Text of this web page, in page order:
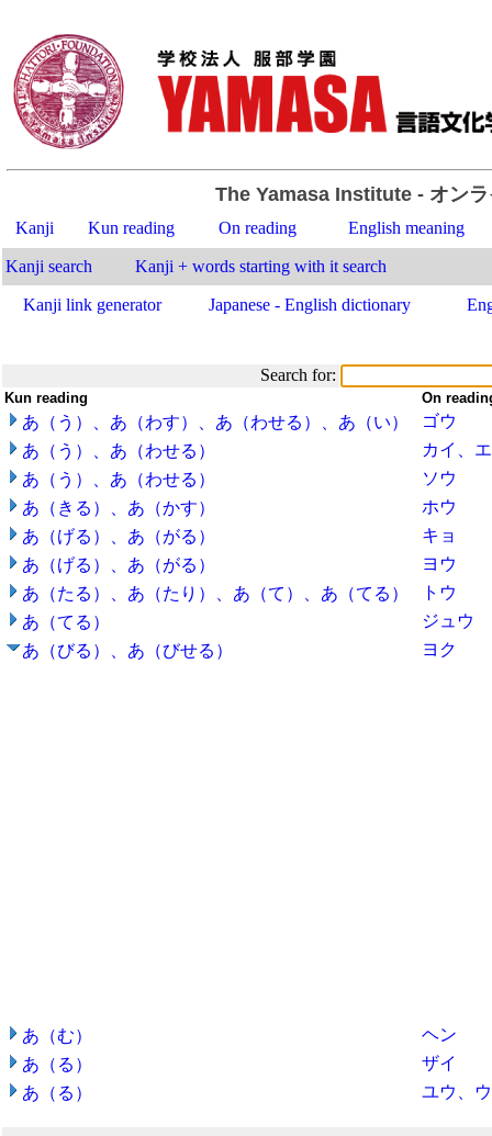
The Yamasa Institute- オンラ
Kanji Kun reading On reading English meaning
Kanji search Kanji + words starting with it search
Kanji link generator Japanese - English dictionary
Search for:
Kun reading On
あ（う）、あ（わす）、あ（わせる）、あ（い）
ゴウ
あ（う）、あ（わせる）
カイ、エ
あ（う）、あ（わせる）
ソウ
あ（きる）、あ（かす）
ホウ
あ（げる）、あ（がる）
キョ
あ（げる）、あ（がる）
ヨウ
あ（たる）、あ（たり）、あ（て）、あ（てる）
トウ
あ（てる）
ジュウ
あ（びる）、あ（びせる）
ヨク
あ（む）
ヘン
あ（る）
ザイ
あ（る）
ユウ、ウ